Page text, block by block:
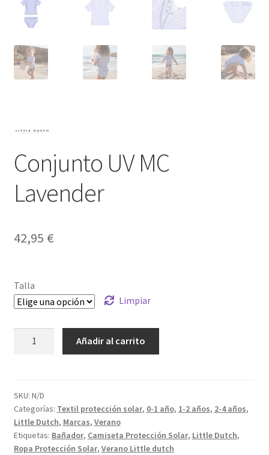
Conjunto UV MC
Lavender
42,95 €
Talla
Limpiar
cantidad
Añadir al carrito
SKU: N/D
Categorías: Textil protección solar, 0-1 año, 1-2 años, 2-4 años,
Little Dutch, Marcas, Verano
Etiquetas: Bañador, Camiseta Protección Solar, Little Dutch,
Ropa Protección Solar, Verano Little dutch